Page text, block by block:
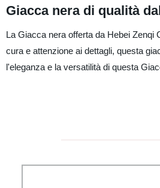
Giacca nera di qualità
La Giacca nera offerta da Hebei Zenqi
cura e attenzione ai dettagli, questa
l'eleganza e la versatilità di questa